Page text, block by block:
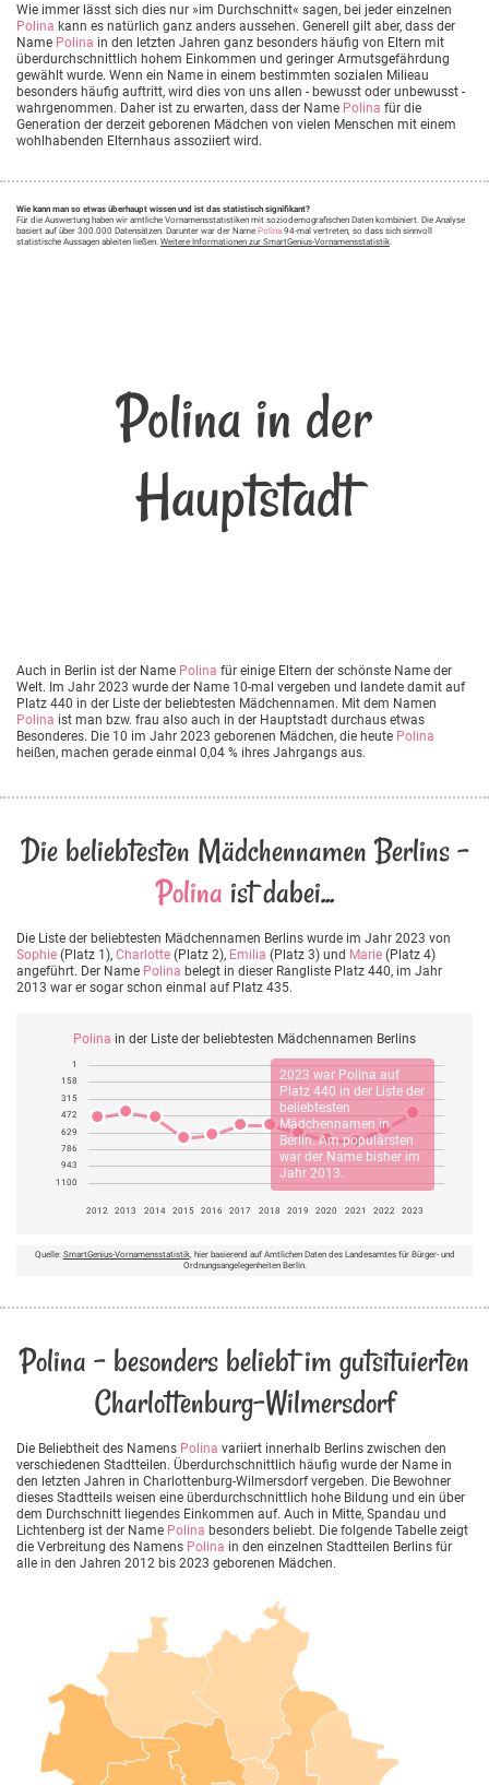
Wie immer lässt sich dies nur »im Durchschnitt« sagen, bei jeder einzelnen
Polina kann es natürlich ganz anders aussehen. Generell gilt aber, dass der
Name Polina in den letzten Jahren ganz besonders häufig von Eltern mit
überdurchschnittlich hohem Einkommen und geringer Armutsgefährdung
gewählt wurde. Wenn ein Name in einem bestimmten sozialen Milieau
besonders häufig auftritt, wird dies von uns allen - bewusst oder unbewusst -
wahrgenommen. Daher ist zu erwarten, dass der Name Polina für die
Generation der derzeit geborenen Mädchen von vielen Menschen mit einem
wohlhabenden Elternhaus assoziiert wird.
Wie kann man so etwas überhaupt wissen und ist das statistisch signifikant?
Für die Auswertung haben wir amtliche Vornamensstatistiken mit soziodemografischen Daten kombiniert. Die Analyse
basiert auf über 300.000 Datensätzen. Darunter war der Name Polina 94-mal vertreten, so dass sich sinnvoll
statistische Aussagen ableiten ließen. Weitere Informationen zur SmartGenius-Vornamensstatistik
Polina in der
Hauptstadt
Auch in Berlin ist der Name Polina für einige Eltern der schönste Name der
Welt. Im Jahr 2023 wurde der Name 10-mal vergeben und landete damit auf
Platz 440 in der Liste der beliebtesten Mädchennamen. Mit dem Namen
Polina ist man bzw. frau also auch in der Hauptstadt durchaus etwas
Besonderes. Die 10 im Jahr 2023 geborenen Mädchen, die heute Polina
heißen, machen gerade einmal 0,04 % ihres Jahrgangs aus.
Die beliebtesten Mädchennamen Berlins -
Polina ist dabei...
Die Liste der beliebtesten Mädchennamen Berlins wurde im Jahr 2023 von
Sophie (Platz 1), Charlotte (Platz 2), Emilia (Platz 3) und Marie (Platz 4)
angeführt. Der Name Polina belegt in dieser Rangliste Platz 440, im Jahr
2013 war er sogar schon einmal auf Platz 435.
Polina in der Liste der beliebtesten Mädchennamen Berlins
2023 war Polina auf
Platz 440 in der Liste der
beliebtesten
Mädchennamen in
Berlin. Am populärsten
war der Name bisher im
Jahr 2013.
1
158
315
472
629
786
943
1100
2012 2013 2014 2015 2016 2017 2018 2019 2020 2021 2022 2023
Quelle: SmartGenius-Vornamensstatistik, hier basierend auf Amtlichen Daten des Landesamtes für Bürger- und
Ordnungsangelegenheiten Berlin.
Polina - besonders beliebt im gutsituierten
Charlottenburg-Wilmersdorf
Die Beliebtheit des Namens Polina variiert innerhalb Berlins zwischen den
verschiedenen Stadtteilen. Überdurchschnittlich häufig wurde der Name in
den letzten Jahren in Charlottenburg-Wilmersdorf vergeben. Die Bewohner
dieses Stadtteils weisen eine überdurchschnittlich hohe Bildung und ein über
dem Durchschnitt liegendes Einkommen auf. Auch in Mitte, Spandau und
Lichtenberg ist der Name Polina besonders beliebt. Die folgende Tabelle zeigt
die Verbreitung des Namens Polina in den einzelnen Stadtteilen Berlins für
alle in den Jahren 2012 bis 2023 geborenen Mädchen.